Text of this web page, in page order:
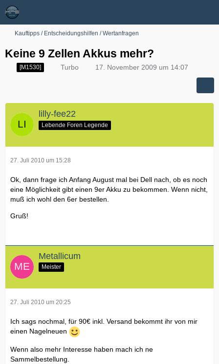
Kauftipps / Entscheidungshilfen / Wertanfragen
Keine 9 Zellen Akkus mehr?
[M1530] Turbo 17. November 2009 um 14:07
lilly-fee22
Lebende Foren Legende
27. Juli 2010 um 15:28
Ok, dann frage ich Anfang August mal bei Dell nach, ob es noch
eine Möglichkeit gibt einen 9er Akku zu bekommen. Wenn nicht,
muß ich wohl den 6er bestellen.
Gruß!
Metallicum
Meister
27. Juli 2010 um 20:25
Ich sags nochmal, für 90€ inkl. Versand bekommt ihr von mir
einen Nagelneuen
Wenn also mehr Interesse haben mach ich ne
Sammelbestellung.